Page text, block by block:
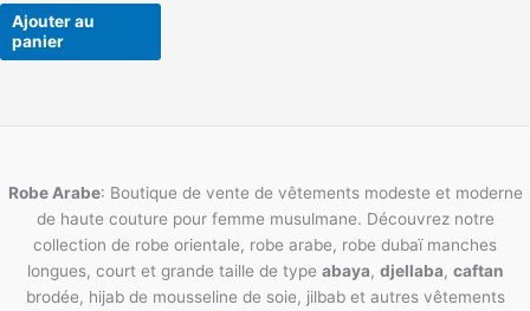
Ajouter au
panier
Robe Arabe: Boutique de vente de vêtements modeste et moderne
de haute couture pour femme musulmane. Découvrez notre
collection de robe orientale, robe arabe, robe dubaï manches
longues, court et grande taille de type abaya, djellaba, caftan
brodée, hijab de mousseline de soie, jilbab et autres vêtements